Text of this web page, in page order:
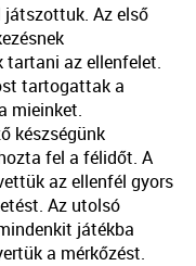
Az első
tartani az ellenfelet.
tartogattak a
mieinket.
készségünk
fel a félidőt. A
az ellenfél gyors
Az utolsó
játékba
a mérkőzést.